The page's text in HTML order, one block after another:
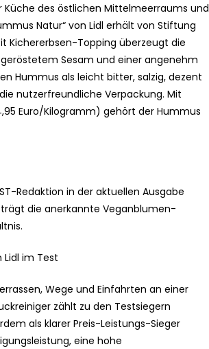
des östlichen Mittelmeerraums und
Natur“ von Lidl erhält von Stiftung
Kichererbsen-Topping überzeugt die
Sesam und einer angenehm
Hummus als leicht bitter, salzig, dezent
nutzerfreundliche Verpackung. Mit
Euro/Kilogramm) gehört der Hummus
Redaktion in der aktuellen Ausgabe
die anerkannte Veganblumen-
im Test
Wege und Einfahrten an einer
zählt zu den Testsiegern
als klarer Preis-Leistungs-Sieger
eine hohe